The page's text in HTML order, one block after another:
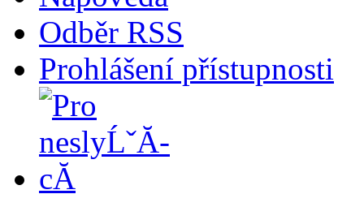
Odběr RSS
Prohlášení přístupnosti